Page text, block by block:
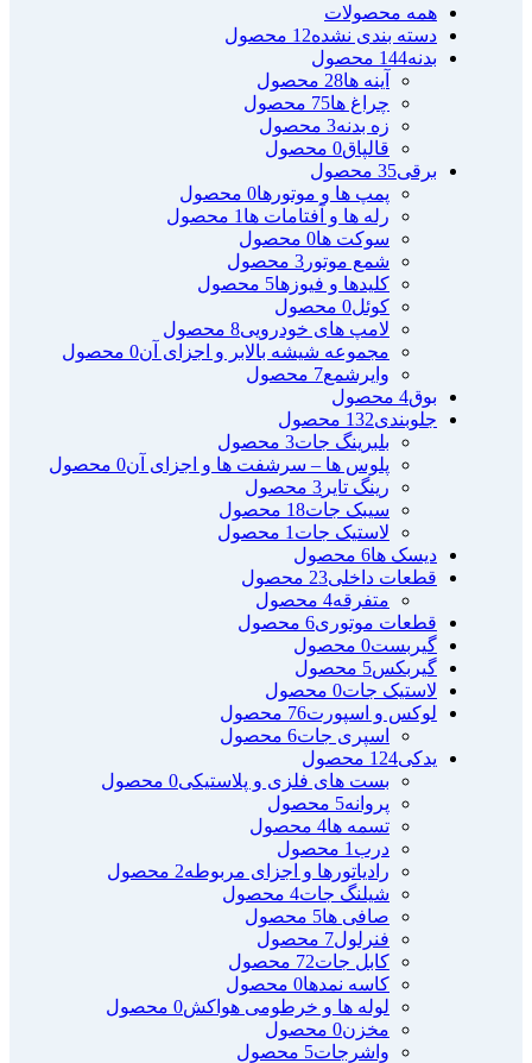
همه محصولات
دسته بندی نشده12 محصول
بدنه144 محصول
آینه ها28 محصول
چراغ ها75 محصول
زه بدنه3 محصول
قالپاق0 محصول
برقی35 محصول
پمپ ها و موتورها0 محصول
رله ها و آفتامات ها 1 محصول
سوکت ها0 محصول
شمع موتور 3 محصول
کلیدها و فیوزها5 محصول
کوئل0 محصول
لامپ های خودرویی8 محصول
مجموعه شیشه بالابر و اجزای آن0 محصول
وایرشمع7 محصول
بوق4 محصول
جلوبندی132 محصول
بلبرینگ جات3 محصول
پلوس ها – سرشفت ها و اجزای آن0 محصول
رینگ تایر 3 محصول
سیبک جات18 محصول
لاستیک جات 1 محصول
دیسک ها6 محصول
قطعات داخلی23 محصول
متفرقه4 محصول
قطعات موتوری6 محصول
گیربست0 محصول
گیربکس5 محصول
لاستیک جات0 محصول
لوکس و اسپورت76 محصول
اسپری جات6 محصول
یدکی124 محصول
بست های فلزی و پلاستیکی0 محصول
پروانه5 محصول
تسمه ها4 محصول
درب 1 محصول
رادیاتورها و اجزای مربوطه2 محصول
شیلنگ جات4 محصول
صافی ها5 محصول
فنرلول7 محصول
کابل جات72 محصول
کاسه نمدها0 محصول
لوله ها و خرطومی هواکش0 محصول
مخزن0 محصول
واشرجات5 محصول